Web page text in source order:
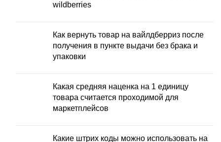
wildberries
Как вернуть товар на вайлдберриз после
получения в пункте выдачи без брака и
упаковки
Какая средняя наценка на 1 единицу
товара считается проходимой для
маркетплейсов
Какие штрих коды можно использовать на